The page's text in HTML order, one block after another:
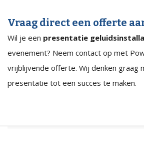
Vraag direct een offerte
Wil je een presentatie
evenement? Neem contact op met
vrijblijvende offerte. Wij denken graag
presentatie tot een succes te maken.